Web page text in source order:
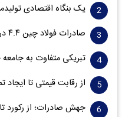
یک بنگاه اقتصادی
صادرات فولاد چین ۴.۴ درصد کاهش یافت
تبریکی متفاوت به جامعه
از رقابت قیمتی تا ایجاد
جهش صادرات؛ از رکورد